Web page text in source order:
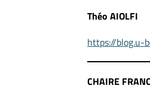
Théo AIOLFI
https://blog.u-
CHAIRE